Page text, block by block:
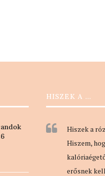
HISZEK A …
Hiszek a
Hiszem,
erősnek